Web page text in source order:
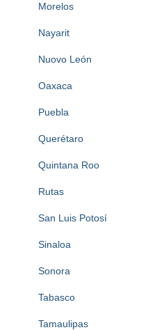
Morelos
Nayarit
Nuovo León
Oaxaca
Puebla
Querétaro
Quintana Roo
Rutas
San Luis Potosí
Sinaloa
Sonora
Tabasco
Tamaulipas